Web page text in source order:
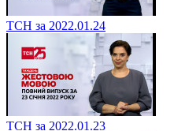
ТСН за 2022.01.24
ТСН за 2022.01.23